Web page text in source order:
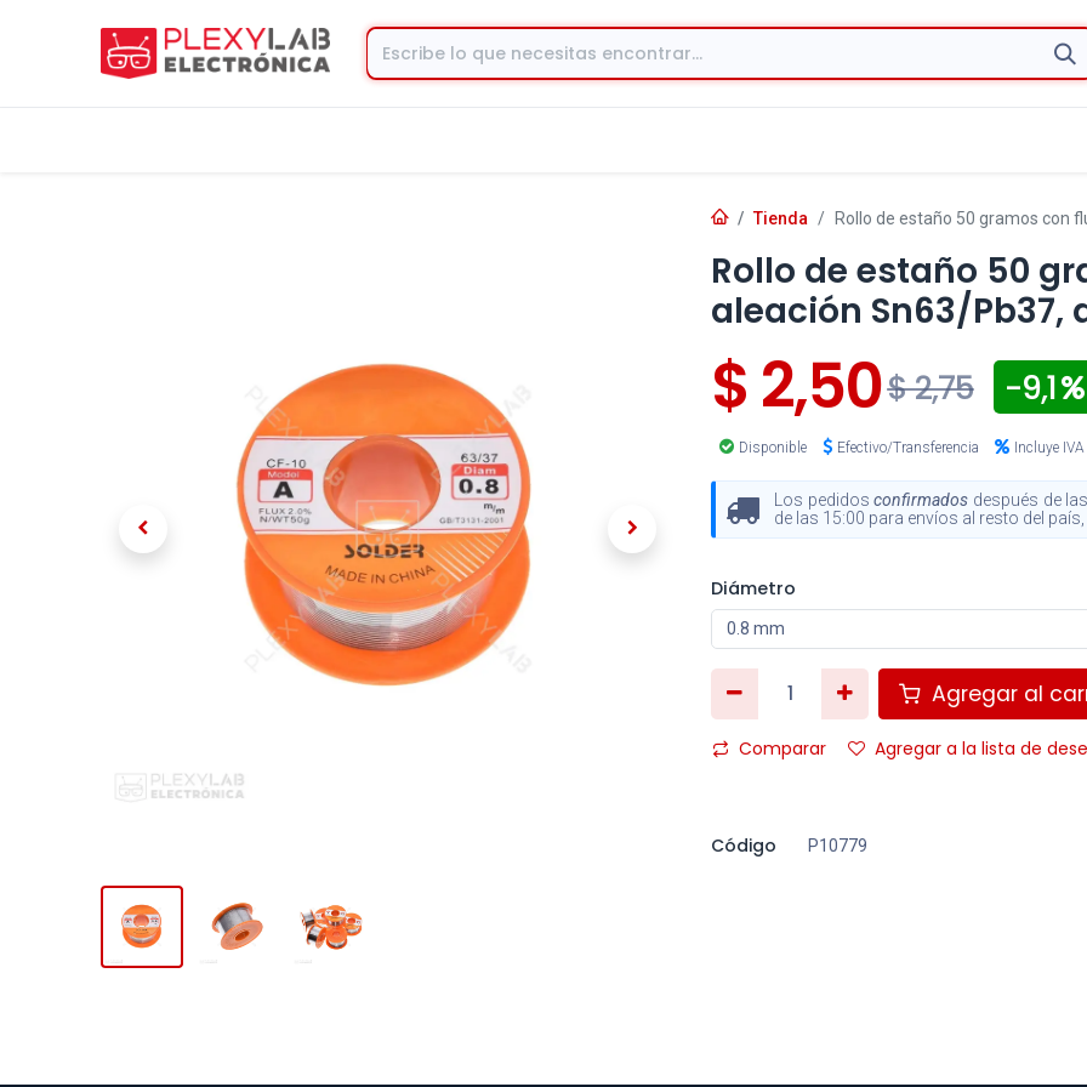
Tienda Rollo de estaño 50 gramos con
Rollo de estaño 50
aleación Sn63/
$2,50$2,75 - 9,1
Disponible Efectivo/Transferencia Incluye IVA
Los pedidosconfirmados después de
de las 15:00 para envíos al resto del
Diámetro
Agregar al
Comparar Agregar a la lista de
Código P10779